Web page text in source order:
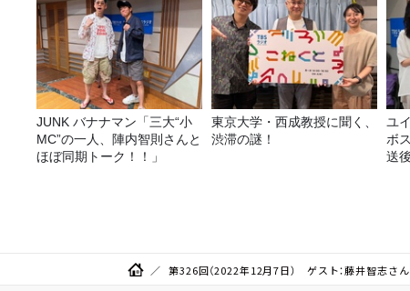
JUNK バナナマン「三大“小
MC”の一人、陣内智則さんと
ほぼ同期トーク！！」
東京大学・西成教授に聞く、
渋滞の謎！
ユ
ボ
送
第326回（2022年12月7日） ゲスト：藤井智志さん